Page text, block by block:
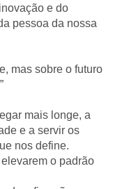
e do
pessoa da nossa
mas sobre o futuro
mais longe, a
e a servir os
nos define.
o padrão